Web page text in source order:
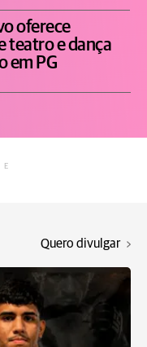
oferece
teatro e dança
em PG
Quero divulgar